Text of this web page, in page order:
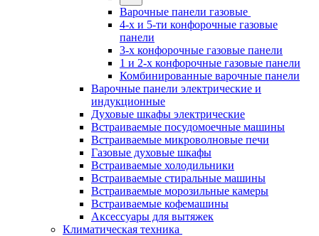
Варочные панели газовые
4-х и 5-ти конфорочные газовые
панели
3-х конфорочные газовые панели
1 и 2-х конфорочные газовые панели
Комбинированные варочные панели
Варочные панели электрические и
индукционные
Духовые шкафы электрические
Встраиваемые посудомоечные машины
Встраиваемые микроволновые печи
Газовые духовые шкафы
Встраиваемые холодильники
Встраиваемые стиральные машины
Встраиваемые морозильные камеры
Встраиваемые кофемашины
Аксессуары для вытяжек
Климатическая техника